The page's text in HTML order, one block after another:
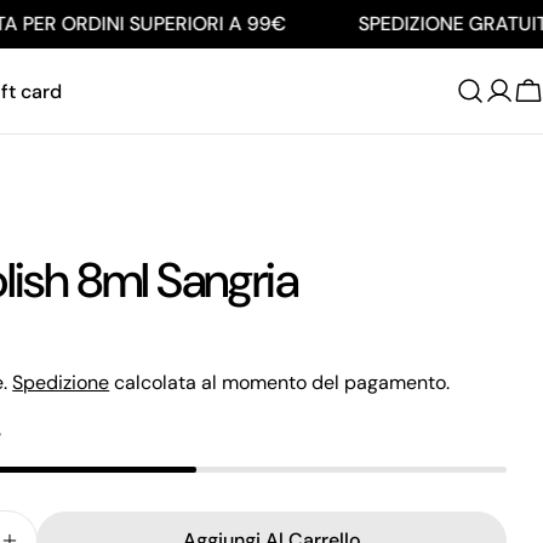
ORDINI SUPERIORI A 99€ SPEDIZIONE
card
8ml Sangria
Spedizionecalcolata al momento del pagamento.